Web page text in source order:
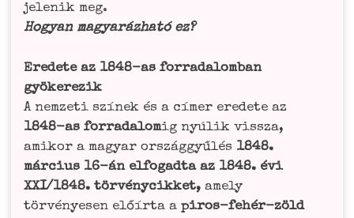
jele­nik meg.
Hogyan magyaráz­ha­tó ez?
Ere­de­te az 1848-as for­ra­da­lom­ban
gyö­ke­rezik
A nem­ze­ti szí­nek és a címer ere­de­te az
1848-as for­ra­da­lomig nyú­lik viss­za,
ami­kor a magyar ország­gyűlés 1848.
már­ci­us 16-án elfo­gadta az 1848. évi
XXI/1848. tör­vé­ny­cik­ket, ame­ly
tör­vé­ny­e­sen előír­ta a piros-fehér-zöld